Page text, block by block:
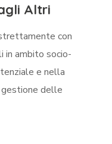
Altri
con
in ambito socio-
e nella
delle